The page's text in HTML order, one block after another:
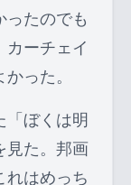
ったのでも
カーチェイ
った。
「ぼくは明
見た。邦画
れはめっち